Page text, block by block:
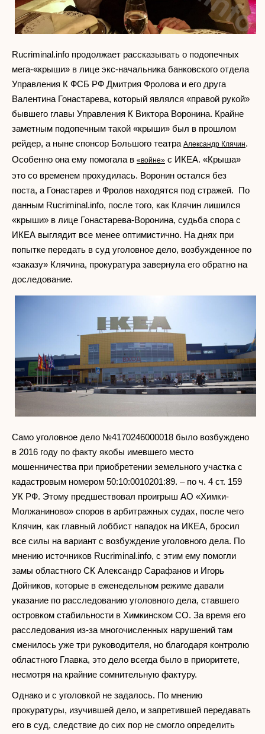
Rucriminal.info продолжает рассказывать о подопечных
мега-«крыши» в лице экс-начальника банковского отдела
Управления К ФСБ РФ Дмитрия Фролова и его друга
Валентина Гонастарева, который являлся «правой рукой»
бывшего главы Управления К Виктора Воронина. Крайне
заметным подопечным такой «крыши» был в прошлом
рейдер, а ныне спонсор Большого театра Александр Клячин.
Особенно она ему помогала в «войне» с ИКЕА. «Крыша»
это со временем прохудилась. Воронин остался без
поста, а Гонастарев и Фролов находятся под стражей. По
данным Rucriminal.info, после того, как Клячин лишился
«крыши» в лице Гонастарева-Воронина, судьба спора с
ИКЕА выглядит все менее оптимистично. На днях при
попытке передать в суд уголовное дело, возбужденное по
«заказу» Клячина, прокуратура завернула его обратно на
доследование.
Само уголовное дело №4170246000018 было возбуждено
в 2016 году по факту якобы имевшего место
мошенничества при приобретении земельного участка с
кадастровым номером 50:10:0010201:89. – по ч. 4 ст. 159
УК РФ. Этому предшествовал проигрыш АО «Химки-
Молжаниново» споров в арбитражных судах, после чего
Клячин, как главный лоббист нападок на ИКЕА, бросил
все силы на вариант с возбуждение уголовного дела. По
мнению источников Rucriminal.info, с этим ему помогли
замы областного СК Александр Сарафанов и Игорь
Дойников, которые в еженедельном режиме давали
указание по расследованию уголовного дела, ставшего
островком стабильности в Химкинском СО. За время его
расследования из-за многочисленных нарушений там
сменилось уже три руководителя, но благодаря контролю
областного Главка, это дело всегда было в приоритете,
несмотря на крайние сомнительную фактуру.
Однако и с уголовкой не задалось. По мнению
прокуратуры, изучившей дело, и запретившей передавать
его в суд, следствие до сих пор не смогло определить